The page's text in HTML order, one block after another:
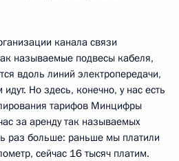
канала связи
называемые подвесы кабеля,
вдоль линий электропередачи,
Но здесь, конечно, у нас есть
тарифов Минцифры
за аренду так называемых
раз больше: раньше мы платили
сейчас 16 тысяч платим.